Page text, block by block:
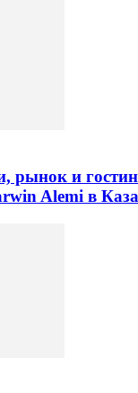
рынок и
Alemi в